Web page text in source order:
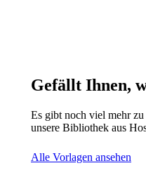
Gefällt Ihnen,
Es gibt noch viel mehr
unsere Bibliothek aus
Alle Vorlagen ansehen